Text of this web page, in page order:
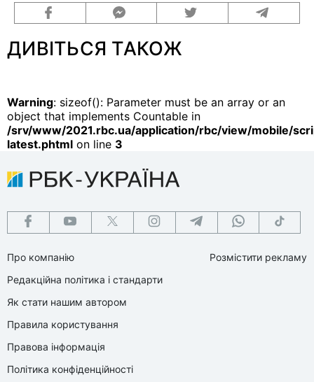
ДИВІТЬСЯ ТАКОЖ
Warning: sizeof(): Parameter must be an array or an
object that implements Countable in
/srv/www/2021.rbc.ua/application/rbc/view/mobile/
latest.phtml on line 3
Про компанію
Редакційна політика і стандарти
Як стати нашим автором
Правила користування
Правова інформація
Політика конфіденційності
Розмістити рекламу